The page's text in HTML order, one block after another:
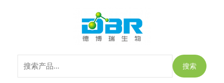
主
菜
单
搜索